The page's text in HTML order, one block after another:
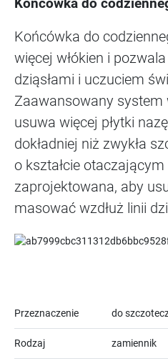
Końcówka do
Końcówka do
więcej włókien i
dziąsłami i uczuciem
Zaawansowany system
usuwa więcej płytki
dokładniej niż zwykła
o kształcie otaczającym
zaprojektowana, aby
masować wzdłuż linii
Przeznaczenie do
Rodzaj zamiennik